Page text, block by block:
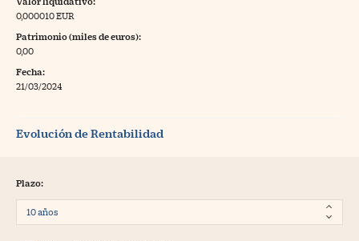
0,000010 EUR
Patrimonio (miles de euros):
0,00
Fecha:
21/03/2024
Evolución de Rentabilidad
Plazo: